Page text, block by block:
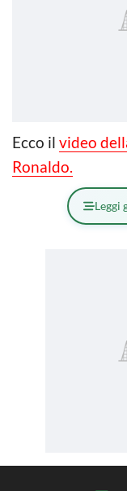
Ecco il video
Ronaldo.
Leggi